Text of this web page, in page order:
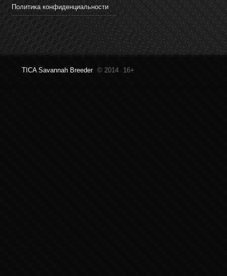
Политика конфиденциальности
TICA Savannah Breeder © 2014 16+